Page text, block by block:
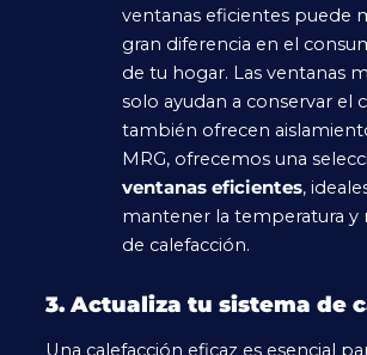
ventanas eficientes puede
gran diferencia en el
de tu hogar. Las ventanas
solo ayudan a conservar el
también ofrecen
MRG, ofrecemos una
ventanas eficientes,
mantener la temperatura y
de calefacción.
3. Actualiza tu sistema de
Una calefacción eficaz es esencial